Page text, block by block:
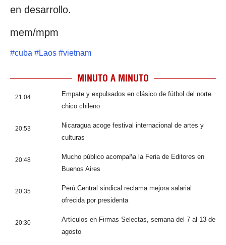
en desarrollo.
mem/mpm
#cuba #Laos #vietnam
MINUTO A MINUTO
21:04
Empate y expulsados en clásico de fútbol del norte
chico chileno
20:53
Nicaragua acoge festival internacional de artes y
culturas
20:48
Mucho público acompaña la Feria de Editores en
Buenos Aires
20:35
Perú:Central sindical reclama mejora salarial
ofrecida por presidenta
20:30
Artículos en Firmas Selectas, semana del 7 al 13 de
agosto